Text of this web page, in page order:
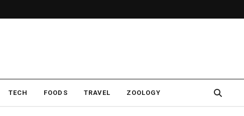
TECH FOODS TRAVEL ZOOLOGY